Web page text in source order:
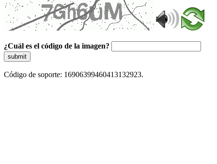
¿Cuál es el código de la imagen?
submit
Código de soporte: 16906399460413132923.